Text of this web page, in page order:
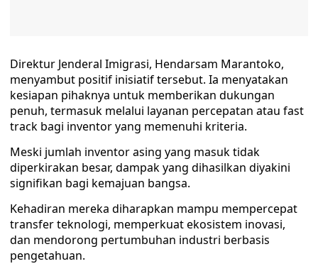
Direktur Jenderal Imigrasi, Hendarsam Marantoko,
menyambut positif inisiatif tersebut. Ia menyatakan
kesiapan pihaknya untuk memberikan dukungan
penuh, termasuk melalui layanan percepatan atau fast
track bagi inventor yang memenuhi kriteria.
Meski jumlah inventor asing yang masuk tidak
diperkirakan besar, dampak yang dihasilkan diyakini
signifikan bagi kemajuan bangsa.
Kehadiran mereka diharapkan mampu mempercepat
transfer teknologi, memperkuat ekosistem inovasi,
dan mendorong pertumbuhan industri berbasis
pengetahuan.